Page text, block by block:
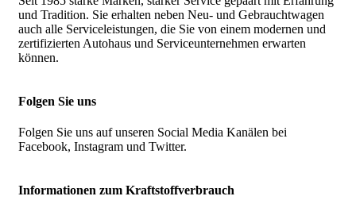
und Tradition. Sie erhalten neben Neu- und Gebrauchtwagen
auch alle Serviceleistungen, die Sie von einem modernen und
zertifizierten Autohaus und Serviceunternehmen erwarten
können.
Folgen Sie uns
Folgen Sie uns auf unseren Social Media Kanälen bei
Facebook, Instagram und Twitter.
Informationen zum Kraftstoffverbrauch